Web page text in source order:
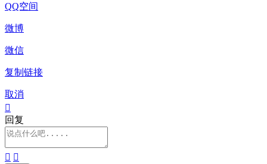
QQ空间
微博
微信
复制链接
取消

回复
 